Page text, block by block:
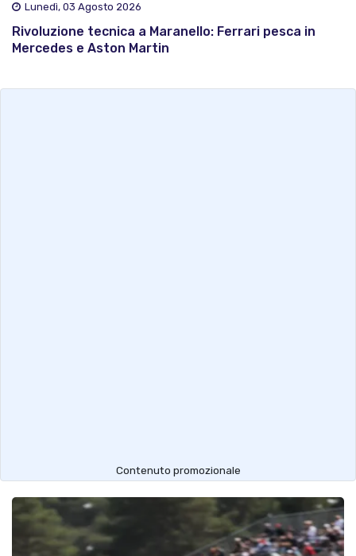
Lunedì, 03 Agosto 2026
Rivoluzione tecnica a Maranello: Ferrari pesca in
Mercedes e Aston Martin
Contenuto promozionale